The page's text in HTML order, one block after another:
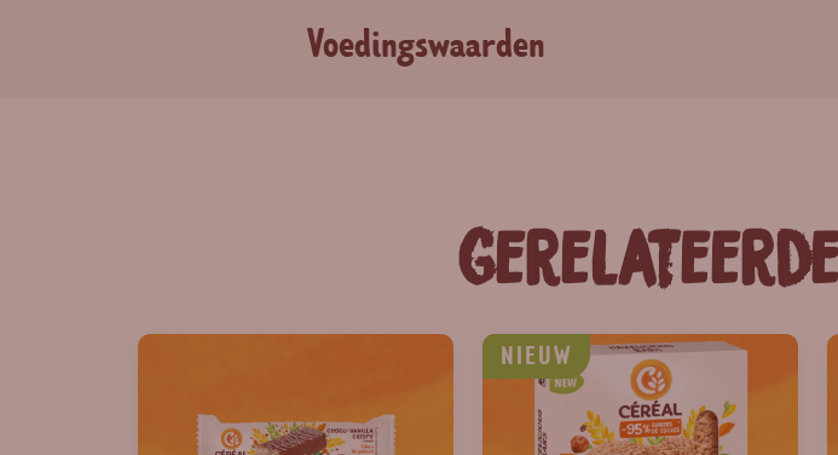
Voedingswaarden
NIEUW